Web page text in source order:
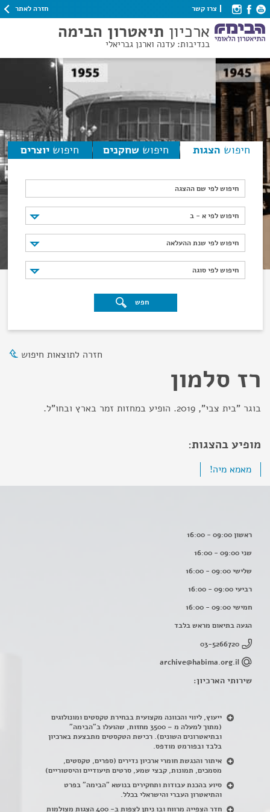
צרו קשר חזרה לאתר
ארכיון תיאטרון הבימה
בנדיבות: עדנה וארנן גבריאלי
חיפוש הצגות חיפוש שחקנים חיפוש יוצרים
חיפוש לפי שם ההצגה
חיפוש לפי א - ב
חיפוש לפי א - ב
חיפוש לפי שנת ההעלאה
חיפוש לפי שנת ההעלאה
חיפוש לפי סוגה
חיפוש לפי סוגה
חפש
חזרה לתוצאות חיפוש
רז סלמון
בוגר "בית צבי", 2019. הופיע במחזות זמר בארץ ובחו"ל.
מופיע בהצגות:
מאמא מיה!
ראשון 09:00 - 16:00
שני 09:00 - 16:00
שלישי 09:00 - 16:00
רביעי 09:00 - 16:00
חמישי 09:00 - 16:00
הגעה בתיאום מראש בלבד
03-5266720
archive@habima.org.il
שירותי הארכיון:
ייעוץ, ליווי והכוונה מקצועית בבחירת טקסטים ומונולוגים
(מתוך למעלה מ – 3500 מחזות, שהועלו ב"הבימה"
ובתיאטרונים השונים). רכישת הטקסטים מתבצעת בארכיון
בלבד ובפורמט מודפס.
איתור והנגשת חומרי ארכיון נדירים (ספרים, טקסטים,
מסמכים, תמונות, קבצי שמע, סרטים תיעודיים והיסטוריים)
סיוע בהכנת עבודות ותחקירים בנושא "הבימה" בפרט
והתיאטרון העברי והישראלי בכלל.
חדר הצפייה מרווח ובו ניתן לצפות ב- 400 הצגות מצולמות